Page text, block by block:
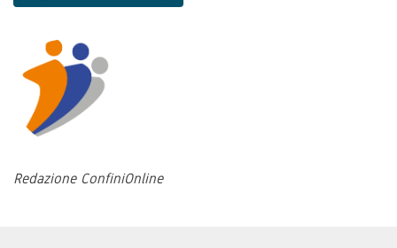
Redazione ConfiniOnline